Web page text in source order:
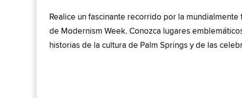
Realice un fascinante recorrido por la
de Modernism Week. Conozca lugares
historias de la cultura de Palm Springs y de las